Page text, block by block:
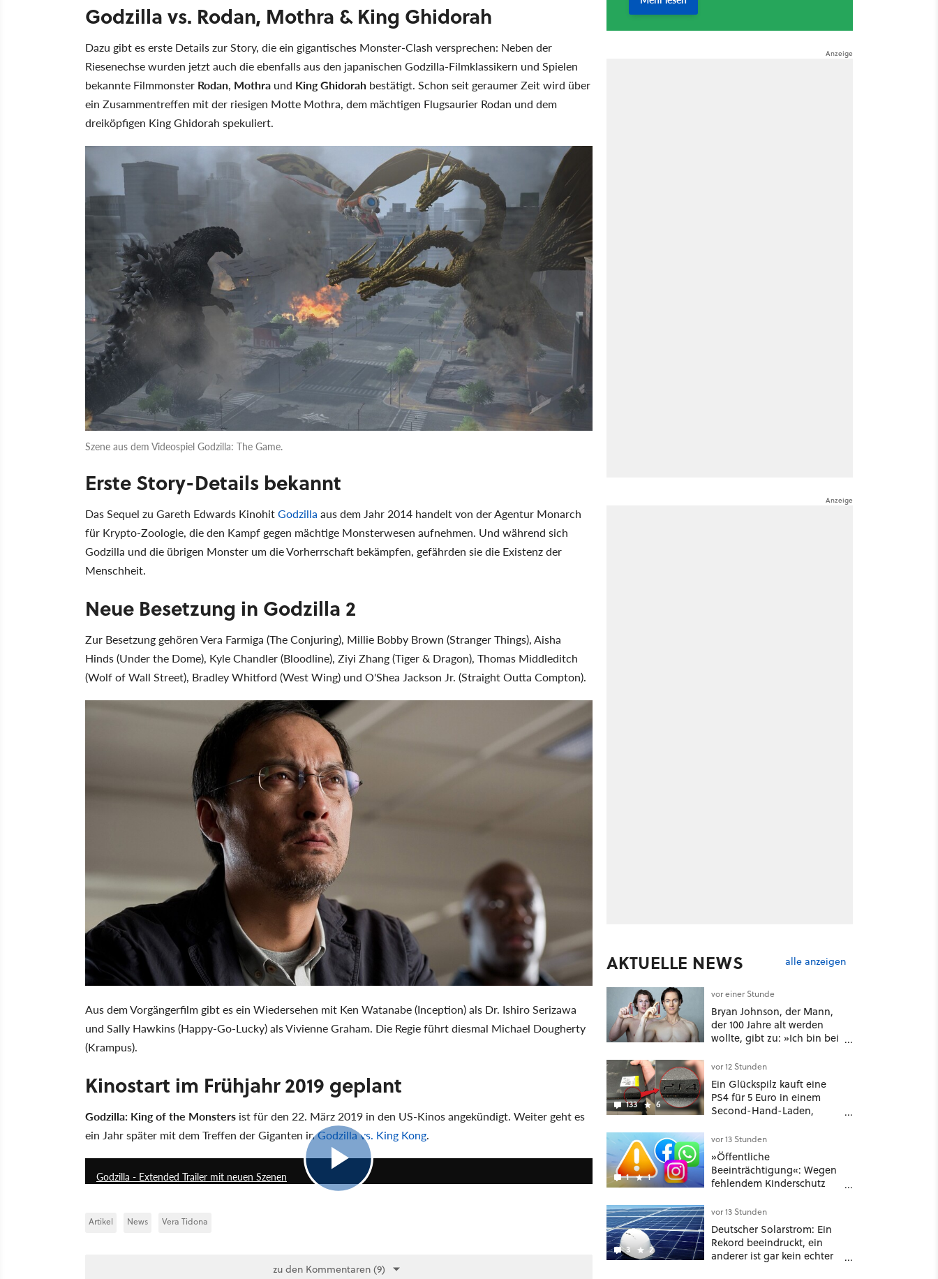
Godzilla vs. Rodan, Mothra & King Ghidorah
Dazu gibt es erste Details zur Story, die ein gigantisches Monster-Clash versprechen: Neben der
Riesenechse wurden jetzt auch die ebenfalls aus den japanischen Godzilla-Filmklassikern und Spielen
bekannte Filmmonster Rodan, Mothra und King Ghidorah bestätigt. Schon seit geraumer Zeit wird über
ein Zusammentreffen mit der riesigen Motte Mothra, dem mächtigen Flugsaurier Rodan und dem
dreiköpfigen King Ghidorah spekuliert.
Szene aus dem Videospiel Godzilla: The Game.
Erste Story-Details bekannt
Das Sequel zu Gareth Edwards KinohitGodzilla aus dem Jahr 2014 handelt von der Agentur Monarch
für Krypto-Zoologie, die den Kampf gegen mächtige Monsterwesen aufnehmen. Und während sich
Godzilla und die übrigen Monster um die Vorherrschaft bekämpfen, gefährden sie die Existenz der
Menschheit.
Neue Besetzung in Godzilla 2
Zur Besetzung gehören Vera Farmiga (The Conjuring), Millie Bobby Brown (Stranger Things), Aisha
Hinds (Under the Dome), Kyle Chandler (Bloodline), Ziyi Zhang (Tiger & Dragon), Thomas Middleditch
(Wolf of Wall Street), Bradley Whitford (West Wing) und O'Shea Jackson Jr. (Straight Outta Compton).
Aus dem Vorgängerfilm gibt es ein Wiedersehen mit Ken Watanabe (Inception) als Dr. Ishiro Serizawa
und Sally Hawkins (Happy-Go-Lucky) als Vivienne Graham. Die Regie führt diesmal Michael Dougherty
(Krampus).
Kinostart im Frühjahr 2019 geplant
Godzilla: King of the Monsters ist für den 22. März 2019 in den US-Kinos angekündigt. Weiter geht es
ein Jahr später mit dem Treffen der Giganten inGodzilla vs. King Kong.
Godzilla - Extended Trailer mit neuen Szenen
Artikel News Vera Tidona
zu den Kommentaren (9)
AKTUELLE NEWS alle anzeigen
vor einer Stunde
Bryan Johnson, der Mann,
der 100 Jahre alt werden
wollte, gibt zu: »Ich bin bei
Langlebigkeit zu weit
gegangen«
133 6
vor 12 Stunden
Ein Glückspilz kauft eine
PS4 für 5 Euro in einem
Second-Hand-Laden,
schon hat er seine erste
funktionierende PlayStation
[Best of GameStar]
1 1
vor 13 Stunden
»Öffentliche
Beeinträchtigung«: Wegen
fehlendem Kinderschutz
567 Millionen US-Dollar
zahlen
3 2
vor 13 Stunden
Deutscher Solarstrom: Ein
Rekord beeindruckt, ein
anderer ist gar kein echter